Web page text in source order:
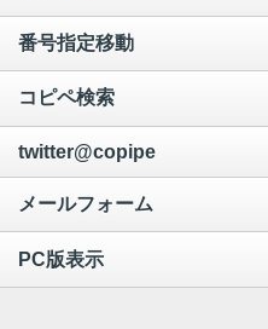
番号指定移動
コピペ検索
twitter@copipe
メールフォーム
PC版表示